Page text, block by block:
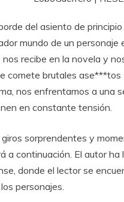
del asiento de
mundo de un
recibe en la novela y
comete brutales
nos enfrentamos a una
en constante tensión.
sorprendentes y
a continuación. El autor
donde el lector se
personajes.